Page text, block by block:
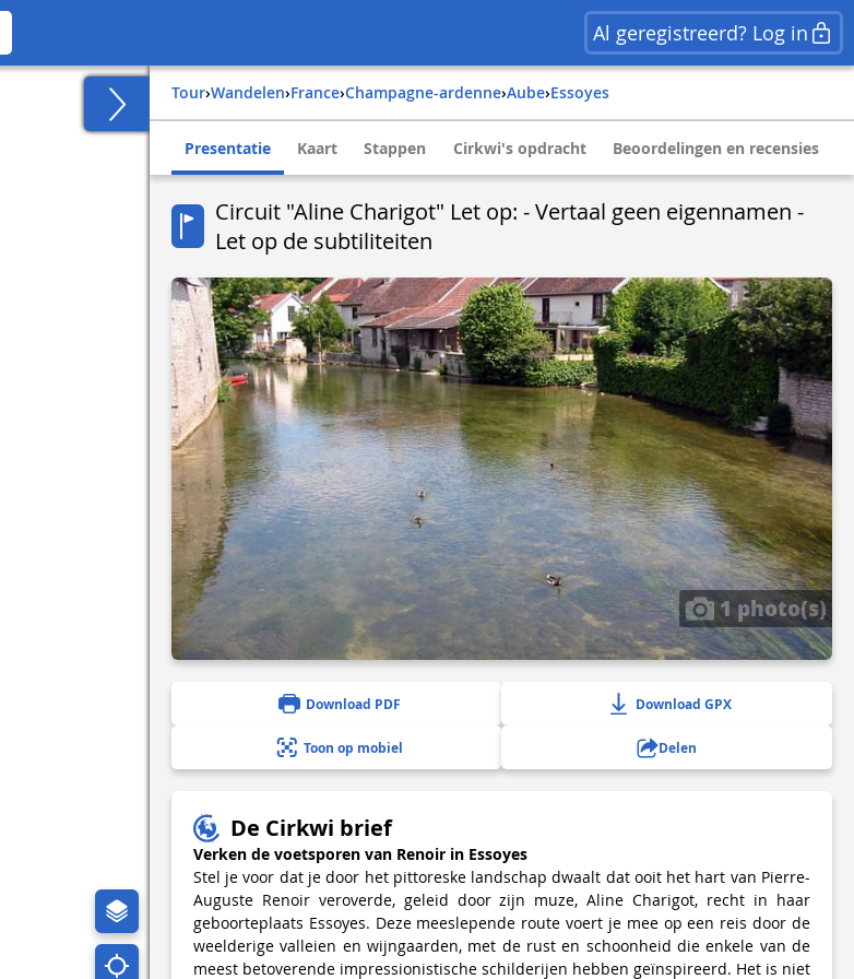
Al geregistreerd? Log in
Tour› Wandelen› france› champagne-ardenne› aube› essoyes
Presentatie Kaart Stappen Cirkwi's opdracht Beoordelingen en recensies
Circuit "Aline Charigot" Let op: - Vertaal geen eigennamen -
Let op de subtiliteiten
1 photo(s)
Download PDF Download GPX
Toon op mobiel Delen
De Cirkwi brief
Verken de voetsporen van Renoir in Essoyes
Stel je voor dat je door het pittoreske landschap dwaalt dat ooit het hart van Pierre-
Auguste Renoir veroverde, geleid door zijn muze, Aline Charigot, recht in haar
geboorteplaats Essoyes. Deze meeslepende route voert je mee op een reis door de
weelderige valleien en wijngaarden, met de rust en schoonheid die enkele van de
meest betoverende impressionistische schilderijen hebben geïnspireerd. Het is niet